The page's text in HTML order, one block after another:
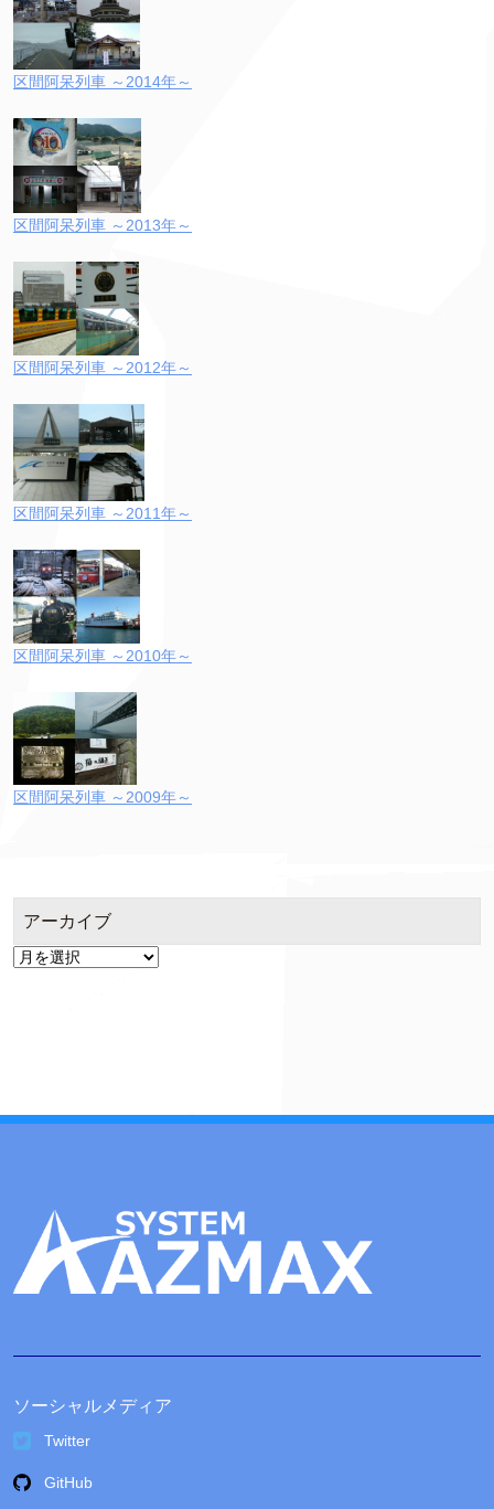
区間阿呆列車 ～2014年～
区間阿呆列車 ～2013年～
区間阿呆列車 ～2012年～
区間阿呆列車 ～2011年～
区間阿呆列車 ～2010年～
区間阿呆列車 ～2009年～
アーカイブ
ア
ソーシャルメディア
Twitter
GitHub